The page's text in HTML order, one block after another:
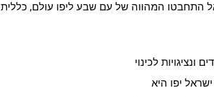
התחבטו המהווה של עם שבע ליפו עולם,
לכינוי
יפו היא